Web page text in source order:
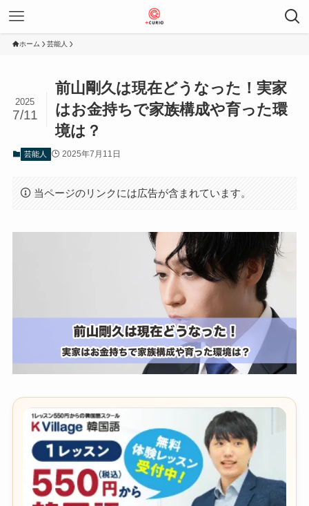
ホーム 芸能人
前山剛久は現在どうなった！実家
はお金持ちで家族構成や育った環
境は？
2025
7/11
芸能人 2025年7月11日
当ページのリンクには広告が含まれています。